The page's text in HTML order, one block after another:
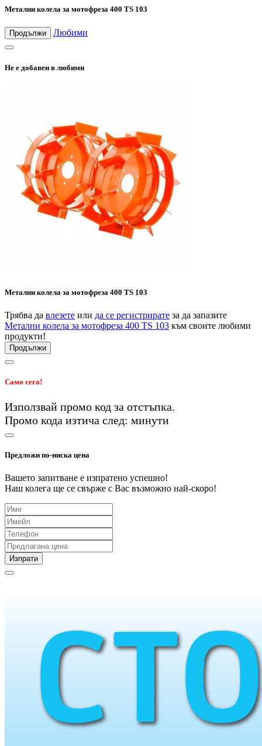
Метални колела за мотофреза 400 TS 103
Продължи Любими
Не е добавен в любими
Метални колела за мотофреза 400 TS 103
Трябва да влезете или да се регистрирате за да запазите
Метални колела за мотофреза 400 TS 103 към своите любими
продукти!
Продължи
Само сега!
Използвай промо код за отстъпка.
Промо кода изтича след: минути
Предложи по-ниска цена
Вашето запитване е изпратено успешно!
Наш колега ще се свърже с Вас възможно най-скоро!
Изпрати